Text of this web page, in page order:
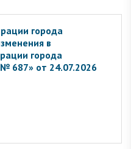
города
в
города
687» от 24.07.2026